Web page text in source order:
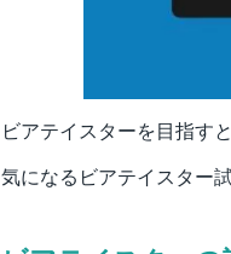
ビアテイスターを目指す
気になるビアテイスター